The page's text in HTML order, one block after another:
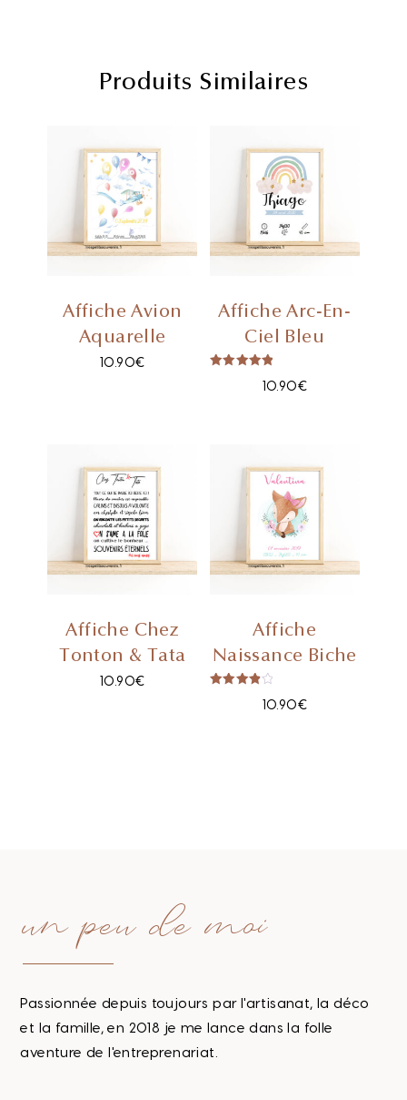
Produits Similaires
Affiche Avion
Aquarelle
10.90€
Affiche Arc-En-
Ciel Bleu
10.90€
Affiche Chez
Tonton & Tata
10.90€
Affiche
Naissance Biche
10.90€
un peu de moi
Passionnée depuis toujours par l'artisanat, la déco
et la famille, en 2018 je me lance dans la folle
aventure de l'entreprenariat.